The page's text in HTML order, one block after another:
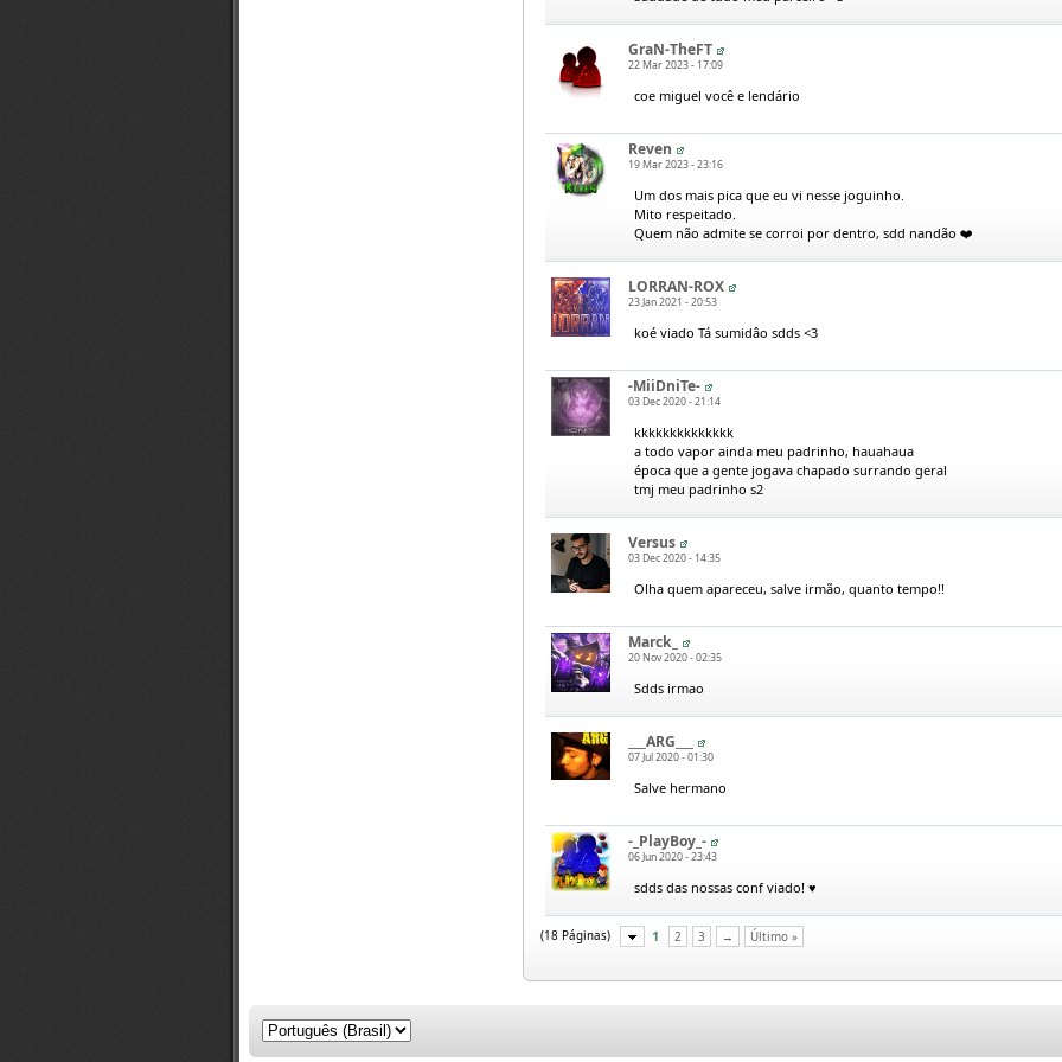
GraN-TheFT
22 Mar 2023 - 17:09
coe miguel você e lendário
Reven
19 Mar 2023 - 23:16
Um dos mais pica que eu vi nesse joguinho.
Mito respeitado.
Quem não admite se corroi por dentro, sdd nandão ❤️
LORRAN-ROX
23 Jan 2021 - 20:53
koé viado Tá sumidâo sdds <3
-MiiDniTe-
03 Dec 2020 - 21:14
kkkkkkkkkkkkkk
a todo vapor ainda meu padrinho, hauahaua
época que a gente jogava chapado surrando geral
tmj meu padrinho s2
Versus
03 Dec 2020 - 14:35
Olha quem apareceu, salve irmão, quanto tempo!!
Marck_
20 Nov 2020 - 02:35
Sdds irmao
___ARG___
07 Jul 2020 - 01:30
Salve hermano
-_PlayBoy_-
06 Jun 2020 - 23:43
sdds das nossas conf viado! ♥
(18 Páginas) 1 2 3 → Último »